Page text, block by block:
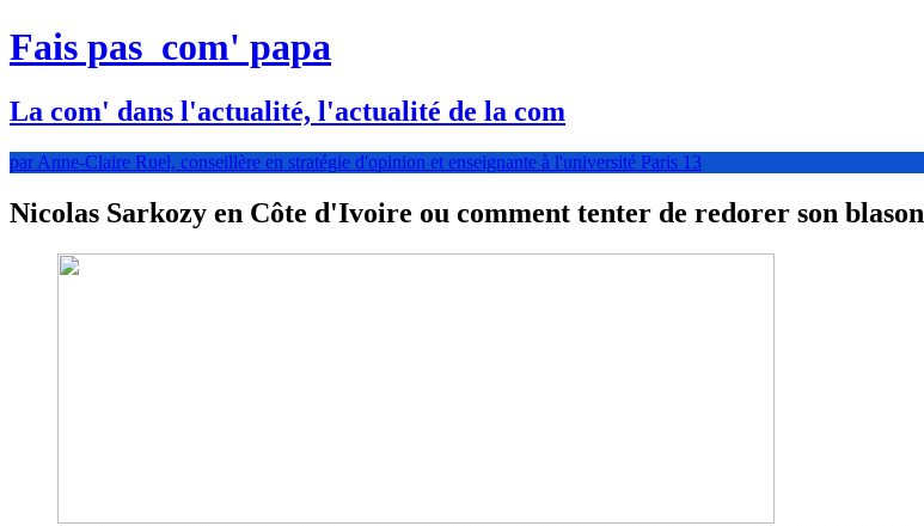
Fais pas com' papa
La com' dans l'actualité, l'actualité de la com
par Anne-Claire Ruel, conseillère en stratégie d'opinion et enseignante à l'université Paris 13
Nicolas Sarkozy en Côte d'Ivoire ou comment tenter de redorer son blason